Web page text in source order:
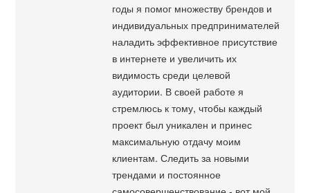
годы я помог множеству брендов и
индивидуальных предпринимателей
наладить эффективное присутствие
в интернете и увеличить их
видимость среди целевой
аудитории. В своей работе я
стремлюсь к тому, чтобы каждый
проект был уникален и принес
максимальную отдачу моим
клиентам. Следить за новыми
трендами и постоянное